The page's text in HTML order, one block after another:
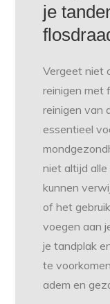
je
Vergeet niet
reinigen met
reinigen van
essentieel
niet altijd
kunnen
of het
voegen aan
je tandplak
te
adem en